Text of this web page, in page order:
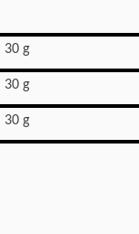
30 g
30 g
30 g